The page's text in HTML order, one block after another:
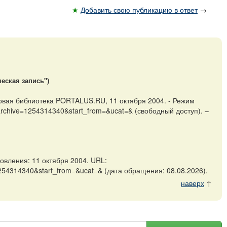
★ Добавить свою публикацию в ответ→
запись")
библиотека PORTALUS.RU, 11 октября 2004. - Режим
(свободный доступ). –
11 октября 2004. URL:
(дата обращения: 08.08.2026).
наверх ↑